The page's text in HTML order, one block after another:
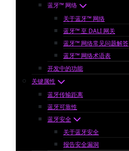
蓝牙™ 网络
关于蓝牙™ 网络
蓝牙™ 至 DALI 网关
蓝牙™ 网络常见问题解答
蓝牙™ 网络术语表
开发中的功能
关键属性
蓝牙传输距离
蓝牙可靠性
蓝牙安全
关于蓝牙安全
报告安全漏洞